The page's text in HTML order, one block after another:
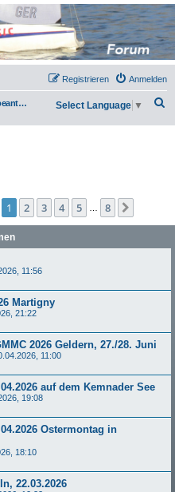
Anmelden
Registrieren
Unbeantwortete Themen Select Language ▼
Seite 1von
1 2 3 4 5 8
11:56
Martigny
21:22
2026 Geldern, 27./28. Juni
11:00
auf dem Kemnader See
19:08
Ostermontag in
18:10
22.03.2026